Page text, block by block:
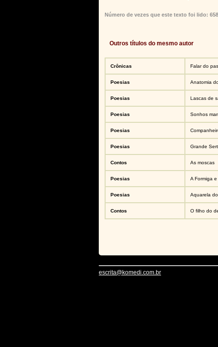
Número de vezes que este texto foi lido:
Outros títulos do mesmo autor
Crônicas Falar do
Poesias Anatomia
Poesias Lascas de
Poesias Sonhos
Poesias
Poesias Grande
Contos As moscas
Poesias A Formiga
Poesias Aquarela
Contos O filho do
escrita@komedi.com.br